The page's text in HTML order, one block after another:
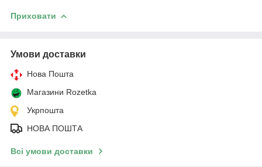
Приховати
Умови доставки
Нова Пошта
Магазини Rozetka
Укрпошта
НОВА ПОШТА
Всі умови доставки